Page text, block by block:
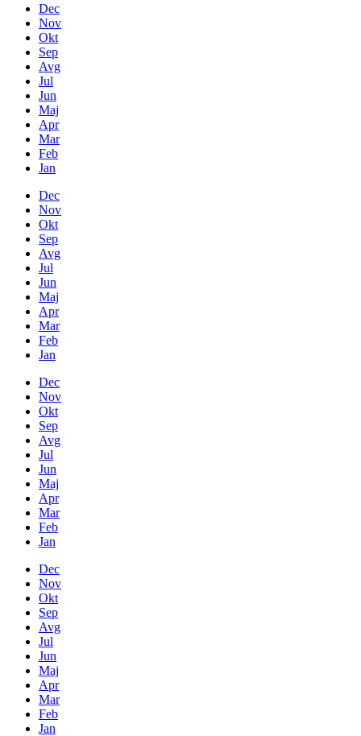
Dec
Nov
Okt
Sep
Avg
Jul
Jun
Maj
Apr
Mar
Feb
Jan
Dec
Nov
Okt
Sep
Avg
Jul
Jun
Maj
Apr
Mar
Feb
Jan
Dec
Nov
Okt
Sep
Avg
Jul
Jun
Maj
Apr
Mar
Feb
Jan
Dec
Nov
Okt
Sep
Avg
Jul
Jun
Maj
Apr
Mar
Feb
Jan